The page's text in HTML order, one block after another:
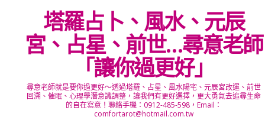
塔羅占卜、風水、元辰
宮、占星、前世…尋意老師
「讓你過更好」
尋意老師就是要你過更好～透過塔羅、占星、風水陽宅、元辰宮改運、前世
回溯、催眠、心理學潛意識調整，讓我們有更好選擇，更大勇氣去追尋生命
的自在寫意！聯絡手機：0912-485-598，Email：
comfortarot@hotmail.com.tw